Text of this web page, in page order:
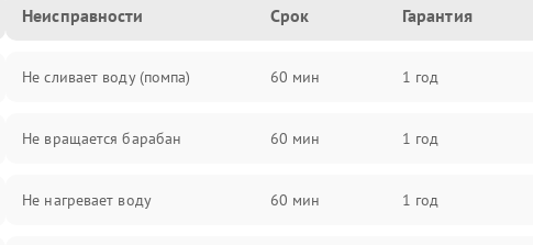
Неисправности Срок Гарантия
Не сливает воду (помпа) 60 мин 1 год
Не вращается барабан 60 мин 1 год
Не нагревает воду 60 мин 1 год